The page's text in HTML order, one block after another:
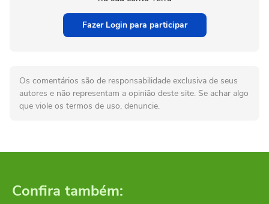
Fazer Login para participar
Os comentários são de responsabilidade exclusiva de seus
autores e não representam a opinião deste site. Se achar algo
que viole os termos de uso, denuncie.
Confira também: